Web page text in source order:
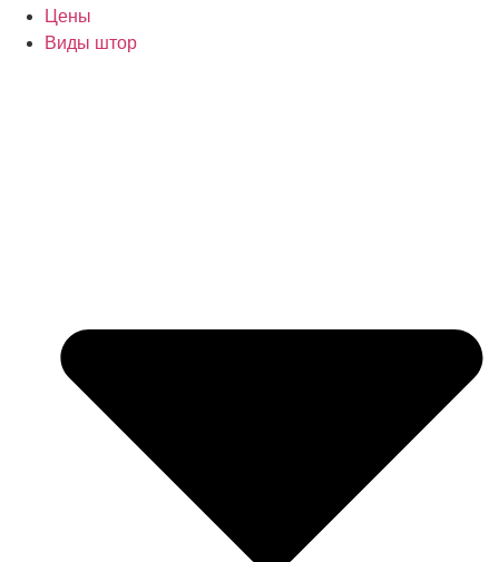
Цены
Виды штор